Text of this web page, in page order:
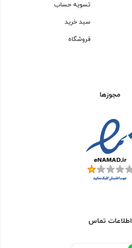
تسویه حساب
سبد خرید
فروشگاه
مجوزها
اطلاعات تماس